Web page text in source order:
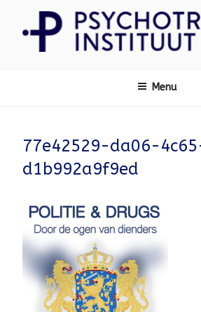
naar
Menu
77e42529-da06-
d1b992a9f9ed